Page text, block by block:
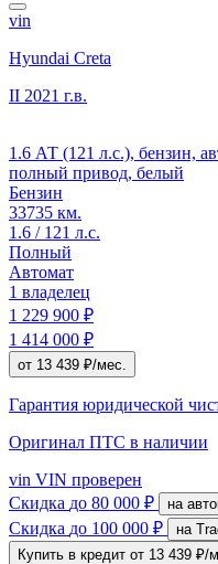
vin
Hyundai Creta
II 2021 г.в.
1.6 АТ (121 л.с.), бензин,
полный привод, белый
Бензин
33735 км.
1.6 / 121 л.с.
Полный
Автомат
1 владелец
1 229 900 ₽
1 414 000 ₽
от 13 439 ₽/мес.
Гарантия юридической
Оригинал ПТС в наличии
vin VIN проверен
Скидка до 80 000 ₽ на
Скидка до 100 000 ₽
на
Купить в кредит от 13 439 ₽/